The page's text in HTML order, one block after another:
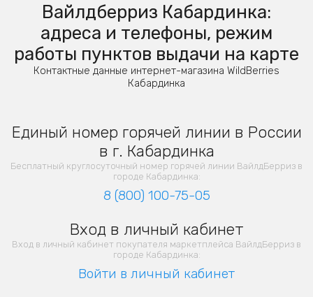
Вайлдберриз Кабардинка:
адреса и телефоны, режим
работы пунктов выдачи на карте
Контактные данные интернет-магазина WildBerries
Кабардинка
Единый номер горячей линии в России
в г. Кабардинка
Бесплатный круглосуточный номер горячей линии ВайлдБерриз в
городе Кабардинка:
8 (800) 100-75-05
Вход в личный кабинет
Вход в личный кабинет покупателя маркетплейса ВайлдБерриз в
городе Кабардинка:
Войти в личный кабинет